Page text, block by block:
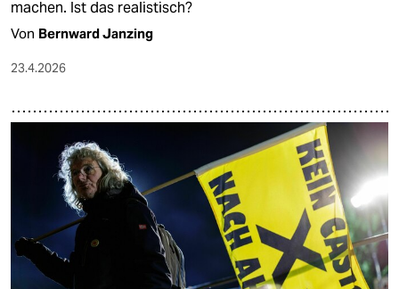
machen. Ist das realistisch?
Von Bernward Janzing
23.4.2026